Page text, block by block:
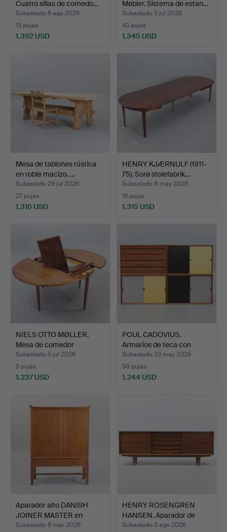
Cuatro sillas de comedo…
Subastado 6 ago 2026
13 pujas
1.392 USD
Møbler. Sistema de estan…
Subastado 5 jul 2026
43 pujas
1.345 USD
Mesa de tablones rústica
en roble macizo. …
Subastado 29 jul 2026
27 pujas
1.316 USD
HENRY KJÆRNULF (1911-
75). Sorø stolefabrik…
Subastado 8 may 2026
16 pujas
1.315 USD
NIELS OTTO MØLLER.
Mesa de comedor
redonda…
Subastado 5 jul 2026
5 pujas
1.237 USD
POUL CADOVIUS.
Armarios de teca con
puerta…
Subastado 23 may 2026
50 pujas
1.244 USD
Aparador alto DANISH
JOINER MASTER en
made…
Subastado 8 mar 2026
HENRY ROSENGREN
HANSEN. Aparador de
palisa…
Subastado 3 ago 2026